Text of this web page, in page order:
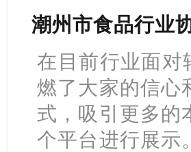
潮州市食品行业
在目前行业面对
燃了大家的信心
式，吸引更多的
个平台进行展示